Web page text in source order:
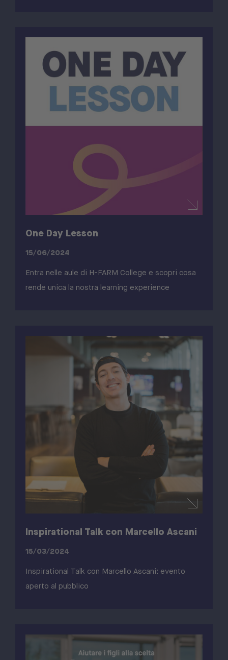
One Day Lesson
15/06/2024
Entra nelle aule di H-FARM College e scopri cosa
rende unica la nostra learning experience
Inspirational Talk con Marcello Ascani
15/03/2024
Inspirational Talk con Marcello Ascani: evento
aperto al pubblico